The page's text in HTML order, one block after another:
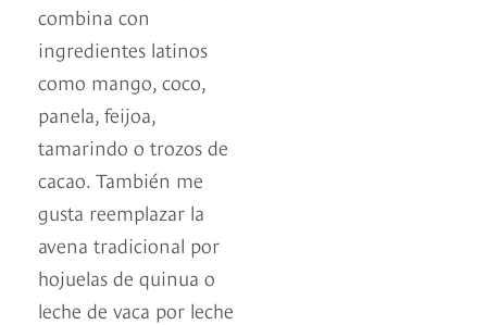
combina con
ingredientes latinos
como mango, coco,
panela, feijoa,
tamarindo o trozos de
cacao. También me
gusta reemplazar la
avena tradicional por
hojuelas de quinua o
leche de vaca por leche